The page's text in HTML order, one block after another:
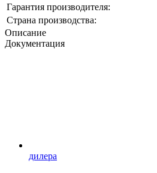
Гарантия производителя:
Страна производства:
Описание
Документация
дилера